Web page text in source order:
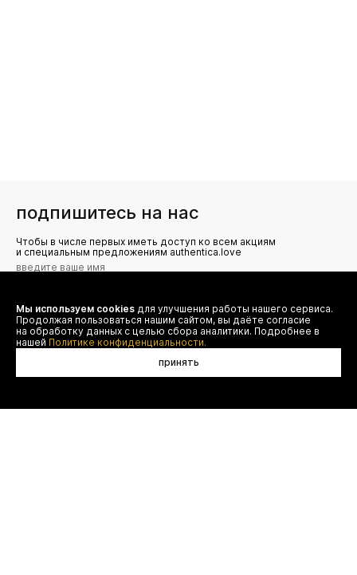
подпишитесь на нас
Чтобы в числе первых иметь доступ ко всем акциям
и специальным предложениям authentica.love
Я даю согласие на сбор, обработку и хранение моих
персональных данных (имя, email, телефон) для получения
рекламных и информационных рассылок от ООО 'БТ
Юнайтед', а также ознакомлен(а) с
Политикой конфиденциальности
Мы используем cookies для улучшения работы нашего сервиса.
Продолжая пользоваться нашим сайтом, вы даёте согласие
на обработку данных с целью сбора аналитики. Подробнее в
нашей Политике конфиденциальности.
принять